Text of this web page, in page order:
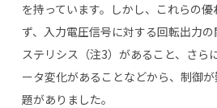
を持っています。しかし、これらの
ず、入力電圧信号に対する回転出力
ステリシス（注3）があること、さら
ータ変化があることなどから、制御
題がありました。